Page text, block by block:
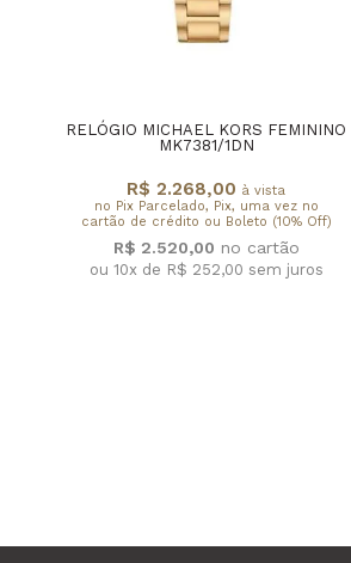
RELÓGIO MICHAEL KORS FEMININO
MK7381/1DN
R$ 2.268,00 à vista
no Pix Parcelado, Pix, uma vez no
cartão de crédito ou Boleto (10% Off)
R$ 2.520,00
ou 10x de R$ 252,00 sem juros